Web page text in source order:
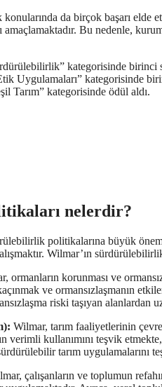
da birçok başarı
Bu nedenle,
kategorisinde birinci
Uygulamaları” kategorisinde
Tarım” kategorisinde ödül aldı.
nelerdir?
politikalarına büyük
Wilmar’ın
ormanların korunması ve
ve ormansızlaşmanın
riski taşıyan alanlardan
Wilmar, tarım faaliyetlerinin
kullanımını teşvik
tarım uygulamalarını
çalışanların ve toplumun